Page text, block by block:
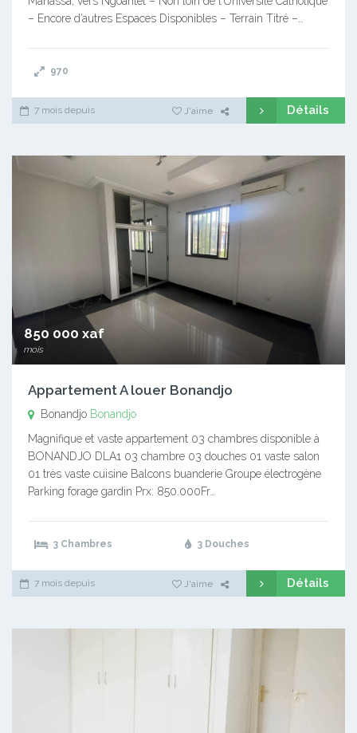
– Encore d’autres Espaces Disponibles – Terrain Titré –…
970
7 mois depuis J'aime Détails
850 000 xaf
mois
Appartement A louer Bonandjo
Bonandjo Bonandjo
Magnifique et vaste appartement 03 chambres disponible à
BONANDJO DLA1 03 chambre 03 douches 01 vaste salon
01 très vaste cuisine Balcons buanderie Groupe électrogène
Parking forage gardin Prx: 850.000Fr…
3 Chambres 3 Douches
7 mois depuis J'aime Détails